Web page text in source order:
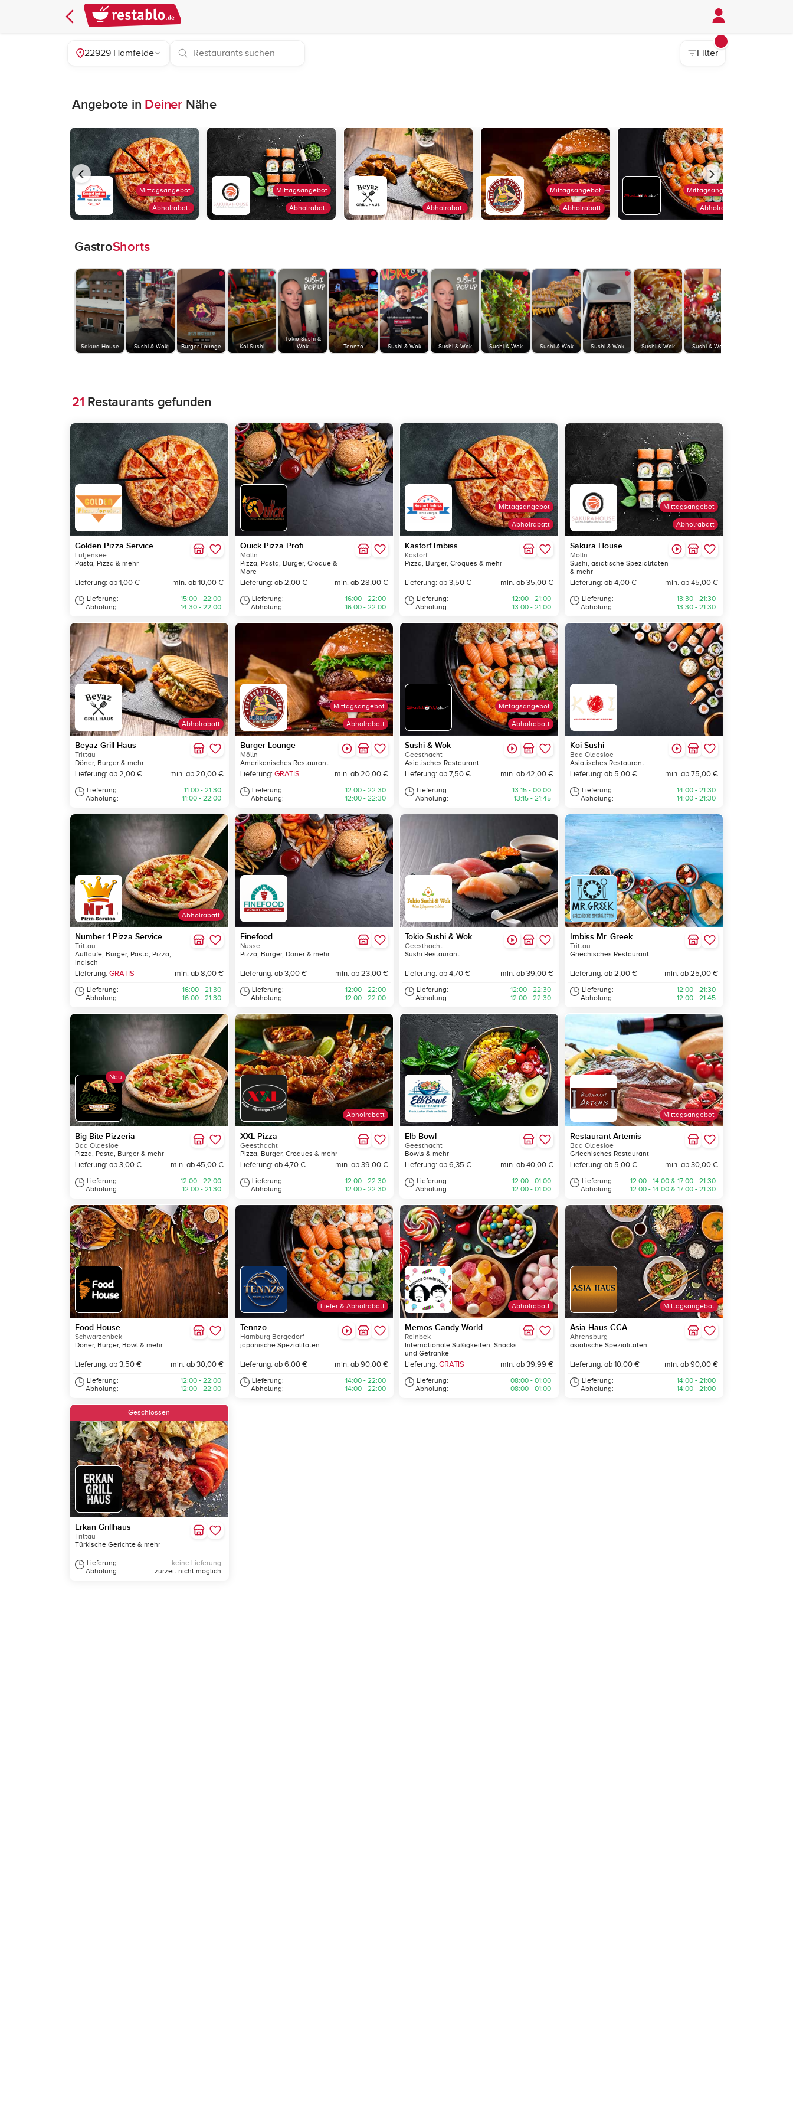
22929 Hamfelde Filter
Angebote in Deiner Nähe
Abholrabatt
Mittagsangebot
Abholrabatt
Mittagsangebot
Abholrabatt Abholrabatt
Mittagsangebot
Abholrabatt
Mittagsangebot
GastroShorts
Sakura House Sushi & Wok Burger Lounge Koi Sushi
Tokio Sushi &
Wok
Tennzo Sushi & Wok Sushi & Wok Sushi & Wok Sushi & Wok Sushi & Wok Sushi & Wok Sushi & Wok
21 Restaurants gefunden
Golden Pizza Service
Lütjensee
Pasta, Pizza & mehr
Lieferung: ab 1,00 € min. ab 10,00 €
Lieferung:
Abholung:
15:00 - 22:00
14:30 - 22:00
Quick Pizza Profi
Mölln
Pizza, Pasta, Burger, Croque &
More
Lieferung: ab 2,00 € min. ab 28,00 €
Lieferung:
Abholung:
16:00 - 22:00
16:00 - 22:00
Abholrabatt
Mittagsangebot
Kastorf Imbiss
Kastorf
Pizza, Burger, Croques & mehr
Lieferung: ab 3,50 € min. ab 35,00 €
Lieferung:
Abholung:
12:00 - 21:00
13:00 - 21:00
Abholrabatt
Mittagsangebot
Sakura House
Mölln
Sushi, asiatische Spezialitäten
& mehr
Lieferung: ab 4,00 € min. ab 45,00 €
Lieferung:
Abholung:
13:30 - 21:30
13:30 - 21:30
Abholrabatt
Beyaz Grill Haus
Trittau
Döner, Burger & mehr
Lieferung: ab 2,00 € min. ab 20,00 €
Lieferung:
Abholung:
11:00 - 21:30
11:00 - 22:00
Abholrabatt
Mittagsangebot
Burger Lounge
Mölln
Amerikanisches Restaurant
Lieferung: GRATIS min. ab 20,00 €
Lieferung:
Abholung:
12:00 - 22:30
12:00 - 22:30
Abholrabatt
Mittagsangebot
Sushi & Wok
Geesthacht
Asiatisches Restaurant
Lieferung: ab 7,50 € min. ab 42,00 €
Lieferung:
Abholung:
13:15 - 00:00
13:15 - 21:45
Koi Sushi
Bad Oldesloe
Asiatisches Restaurant
Lieferung: ab 5,00 € min. ab 75,00 €
Lieferung:
Abholung:
14:00 - 21:30
14:00 - 21:30
Abholrabatt
Number 1 Pizza Service
Trittau
Aufläufe, Burger, Pasta, Pizza,
Indisch
Lieferung: GRATIS min. ab 8,00 €
Lieferung:
Abholung:
16:00 - 21:30
16:00 - 21:30
Finefood
Nusse
Pizza, Burger, Döner & mehr
Lieferung: ab 3,00 € min. ab 23,00 €
Lieferung:
Abholung:
12:00 - 22:00
12:00 - 22:00
Tokio Sushi & Wok
Geesthacht
Sushi Restaurant
Lieferung: ab 4,70 € min. ab 39,00 €
Lieferung:
Abholung:
12:00 - 22:30
12:00 - 22:30
Imbiss Mr. Greek
Trittau
Griechisches Restaurant
Lieferung: ab 2,00 € min. ab 25,00 €
Lieferung:
Abholung:
12:00 - 21:30
12:00 - 21:45
Neu
Big Bite Pizzeria
Bad Oldesloe
Pizza, Pasta, Burger & mehr
Lieferung: ab 3,00 € min. ab 45,00 €
Lieferung:
Abholung:
12:00 - 22:00
12:00 - 21:30
Abholrabatt
XXL Pizza
Geesthacht
Pizza, Burger, Croques & mehr
Lieferung: ab 4,70 € min. ab 39,00 €
Lieferung:
Abholung:
12:00 - 22:30
12:00 - 22:30
Elb Bowl
Geesthacht
Bowls & mehr
Lieferung: ab 6,35 € min. ab 40,00 €
Lieferung:
Abholung:
12:00 - 01:00
12:00 - 01:00
Mittagsangebot
Restaurant Artemis
Bad Oldesloe
Griechisches Restaurant
Lieferung: ab 5,00 € min. ab 30,00 €
Lieferung:
Abholung:
12:00 - 14:00 & 17:00 - 21:30
12:00 - 14:00 & 17:00 - 21:30
Food House
Schwarzenbek
Döner, Burger, Bowl & mehr
Lieferung: ab 3,50 € min. ab 30,00 €
Lieferung:
Abholung:
12:00 - 22:00
12:00 - 22:00
Liefer & Abholrabatt
Tennzo
Hamburg Bergedorf
japanische Spezialitäten
Lieferung: ab 6,00 € min. ab 90,00 €
Lieferung:
Abholung:
14:00 - 22:00
14:00 - 22:00
Abholrabatt
Memos Candy World
Reinbek
Internationale Süßigkeiten, Snacks
und Getränke
Lieferung: GRATIS min. ab 39,99 €
Lieferung:
Abholung:
08:00 - 01:00
08:00 - 01:00
Mittagsangebot
Asia Haus CCA
Ahrensburg
asiatische Spezialitäten
Lieferung: ab 10,00 € min. ab 90,00 €
Lieferung:
Abholung:
14:00 - 21:00
14:00 - 21:00
Geschlossen
Erkan Grillhaus
Trittau
Türkische Gerichte & mehr
Lieferung:
Abholung:
keine Lieferung
zurzeit nicht möglich